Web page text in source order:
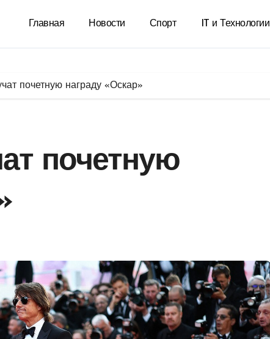
Главная Новости Спорт IT и Технологии
почетную награду «Оскар»
почетную